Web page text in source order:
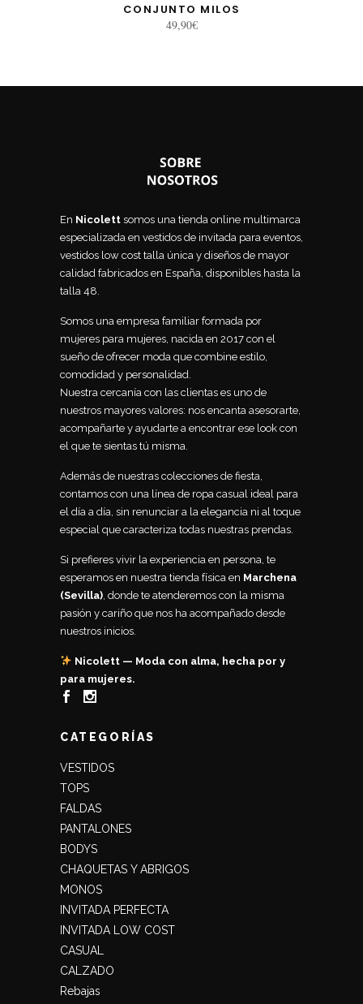
CONJUNTO MILOS
49,90€
En Nicolett somos una tienda online multimarca
especializada en vestidos de invitada para eventos,
vestidos low cost talla única y diseños de mayor
calidad fabricados en España, disponibles hasta la
talla 48.
Somos una empresa familiar formada por
mujeres para mujeres, nacida en 2017 con el
sueño de ofrecer moda que combine estilo,
comodidad y personalidad.
Nuestra cercanía con las clientas es uno de
nuestros mayores valores: nos encanta asesorarte,
acompañarte y ayudarte a encontrar ese look con
el que te sientas tú misma.
Además de nuestras colecciones de fiesta,
contamos con una línea de ropa casual ideal para
el día a día, sin renunciar a la elegancia ni al toque
especial que caracteriza todas nuestras prendas.
Si prefieres vivir la experiencia en persona, te
esperamos en nuestra tienda física en Marchena
(Sevilla) , donde te atenderemos con la misma
pasión y cariño que nos ha acompañado desde
nuestros inicios.
Nicolett — Moda con alma, hecha por y
para mujeres.
CATEGORÍAS
VESTIDOS
TOPS
FALDAS
PANTALONES
BODYS
CHAQUETAS Y ABRIGOS
MONOS
INVITADA PERFECTA
INVITADA LOW COST
CASUAL
CALZADO
Rebajas